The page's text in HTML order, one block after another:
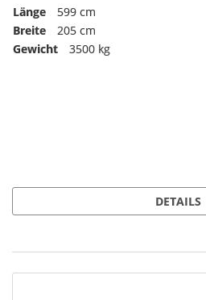
Länge
599 cm
Breite
205 cm
Gewicht
3500 kg
DETAILS